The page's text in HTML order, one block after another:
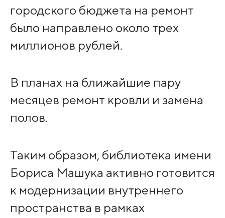
городского бюджета на ремонт
было направлено около трех
миллионов рублей.
В планах на ближайшие пару
месяцев ремонт кровли и замена
полов.
Таким образом, библиотека имени
Бориса Машука активно готовится
к модернизации внутреннего
пространства в рамках